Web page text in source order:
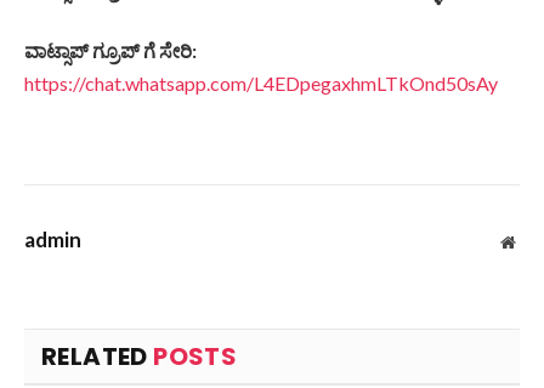
ವಾಟ್ಸಾಪ್ ಗ್ರೂಪ್ ಗೆ ಸೇರಿ:
https://chat.whatsapp.com/L4EDpegaxhmLTkOnd50sAy
admin
RELATED POSTS